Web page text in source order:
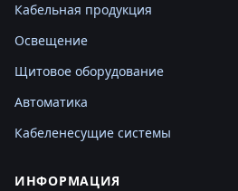
Кабельная продукция
Освещение
Щитовое оборудование
Автоматика
Кабеленесущие системы
ИНФОРМАЦИЯ